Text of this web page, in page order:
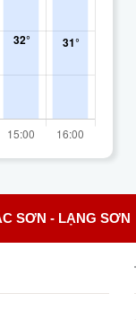
SƠN - LẠNG SƠN